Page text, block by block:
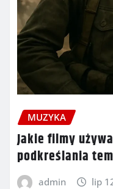
MUZYKA
Jakie filmy
podkreślania
admin lip